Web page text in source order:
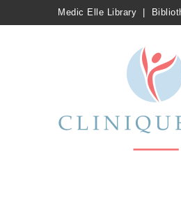
Medic Elle Library